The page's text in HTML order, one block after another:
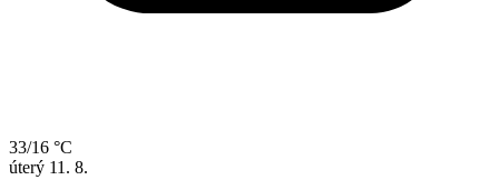
33/16 °C
úterý 11. 8.